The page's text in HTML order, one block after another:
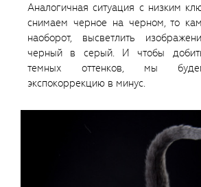
Аналогичная ситуация с низким
снимаем черное на черном, то
наоборот, высветлить
черный в серый. И чтобы
темных оттенков, мы
экспокоррекцию в минус.